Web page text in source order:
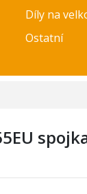
Díly na
Ostatní